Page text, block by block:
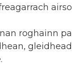
roghainn